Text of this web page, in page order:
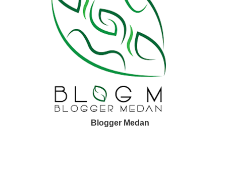
Blogger Medan